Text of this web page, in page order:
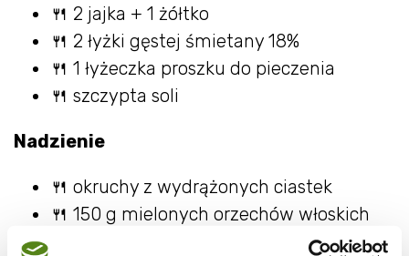
🍴 2 jajka + 1 żółtko
🍴 2 łyżki gęstej śmietany 18%
🍴 1 łyżeczka proszku do pieczenia
🍴 szczypta soli
Nadzienie
🍴 okruchy z wydrążonych ciastek
🍴 150 g mielonych orzechów włoskich